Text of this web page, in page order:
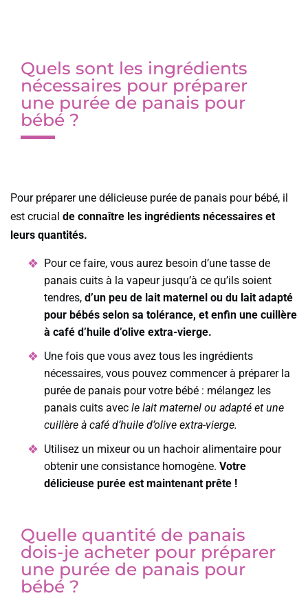
Quels sont les ingrédients
nécessaires pour préparer
une purée de panais pour
bébé ?
Pour préparer une délicieuse purée de panais pour bébé, il
est crucial de connaître les ingrédients nécessaires et
leurs quantités.
Pour ce faire, vous aurez besoin d’une tasse de
panais cuits à la vapeur jusqu’à ce qu’ils soient
tendres, d’un peu de lait maternel ou du lait adapté
pour bébés selon sa tolérance, et enfin une cuillère
à café d’huile d’olive extra-vierge.
Une fois que vous avez tous les ingrédients
nécessaires, vous pouvez commencer à préparer la
purée de panais pour votre bébé : mélangez les
panais cuits avec le lait maternel ou adapté et une
cuillère à café d’huile d’olive extra-vierge.
Utilisez un mixeur ou un hachoir alimentaire pour
obtenir une consistance homogène. Votre
délicieuse purée est maintenant prête !
Quelle quantité de panais
dois-je acheter pour préparer
une purée de panais pour
bébé ?